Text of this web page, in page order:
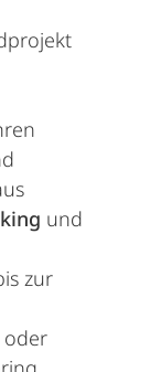
und
zur
oder